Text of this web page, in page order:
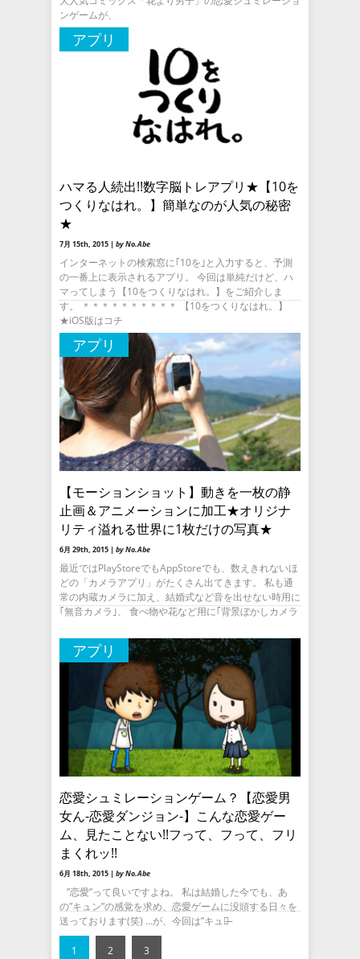
ンゲームが、
アプリ
ハマる人続出!!数字脳トレアプリ★【10を
つくりなはれ。】簡単なのが人気の秘密
★
7月 15th, 2015 | by No.Abe
インターネットの検索窓に｢10を｣と入力すると、予測
の一番上に表示されるアプリ。 今回は単純だけど、ハ
マってしまう【10をつくりなはれ。】をご紹介しま
す。 ＊＊＊＊＊＊＊＊＊＊ 【10をつくりなはれ。】
★iOS版はコチ
アプリ
【モーションショット】動きを一枚の静
止画＆アニメーションに加工★オリジナ
リティ溢れる世界に1枚だけの写真★
6月 29th, 2015 | by No.Abe
最近ではPlayStoreでもAppStoreでも、数えきれないほ
どの「カメラアプリ」がたくさん出てきます。 私も通
常の内蔵カメラに加え、結婚式など音を出せない時用に
｢無音カメラ｣、 食べ物や花など用に｢背景ぼかしカメラ
アプリ
恋愛シュミレーションゲーム？【恋愛男
女ん-恋愛ダンジョン-】こんな恋愛ゲー
ム、見たことない!!フって、フって、フリ
まくれッ!!
6月 18th, 2015 | by No.Abe
”恋愛”って良いですよね。 私は結婚した今でも、あ
の”キュン”の感覚を求め、恋愛ゲームに没頭する日々を
送っております(笑) …が、今回は”キュン̶
1 2 3